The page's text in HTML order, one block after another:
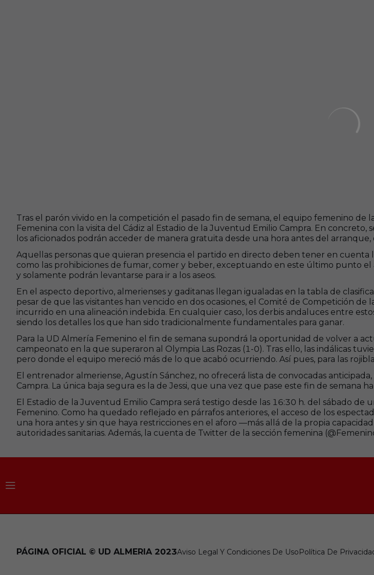
Tras el parón vivido en la competición el pasado fin de semana, el equipo femenino de
Femenina con la visita del Cádiz al Estadio de la Juventud Emilio Campra. En
los aficionados podrán acceder de manera gratuita desde una hora antes del
Aquellas personas que quieran presencia el partido en directo deben tener en
como las prohibiciones de fumar, comer y beber, exceptuando en este último punto
y solamente podrán levantarse para ir a los aseos.
En el aspecto deportivo, almerienses y gaditanas llegan igualadas en la tabla de
pesar de que las visitantes han vencido en dos ocasiones, el Comité de Competición
incurrido en una alineación indebida. En cualquier caso, los derbis andaluces entre
siendo los detalles los que han sido tradicionalmente fundamentales para ganar.
Para la UD Almería Femenino el fin de semana supondrá la oportunidad de volver a
campeonato en la que superaron al Olympia Las Rozas (1-0). Tras ello, las indálicas
pero donde el equipo mereció más de lo que acabó ocurriendo. Así pues, para las
El entrenador almeriense, Agustín Sánchez, no ofrecerá lista de convocadas
Campra. La única baja segura es la de Jessi, que una vez que pase este fin de semana
El Estadio de la Juventud Emilio Campra será testigo desde las 16:30 h. del sábado
Femenino. Como ha quedado reflejado en párrafos anteriores, el acceso de los
una hora antes y sin que haya restricciones en el aforo —más allá de la propia
autoridades sanitarias. Además, la cuenta de Twitter de la sección femenina
Aviso Legal Y Condiciones De UsoPolítica De
PÁGINA OFICIAL © UD ALMERIA 2023